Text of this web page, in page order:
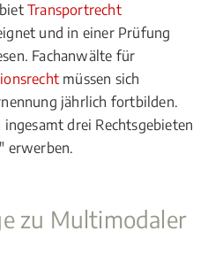
Transportrecht
und in einer Prüfung
Fachanwälte für
müssen sich
jährlich fortbilden.
drei Rechtsgebieten
erwerben.
zu Multimodaler